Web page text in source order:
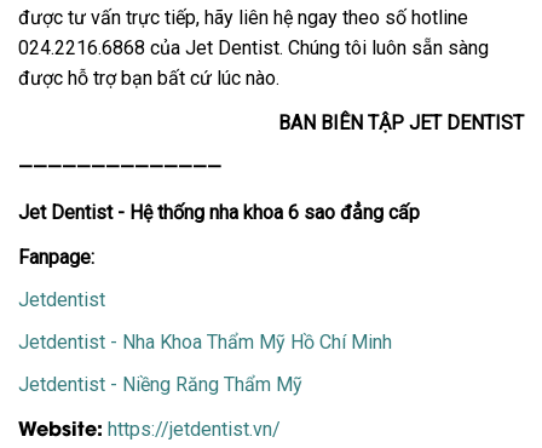
được tư vấn trực tiếp, hãy liên hệ ngay theo số hotline
024.2216.6868 của Jet Dentist. Chúng tôi luôn sẵn sàng
được hỗ trợ bạn bất cứ lúc nào.
BAN BIÊN TẬP JET DENTIST
——————————————
Jet Dentist - Hệ thống nha khoa 6 sao đẳng cấp
Fanpage:
Jetdentist
Jetdentist - Nha Khoa Thẩm Mỹ Hồ Chí Minh
Jetdentist - Niềng Răng Thẩm Mỹ
Website: https://jetdentist.vn/